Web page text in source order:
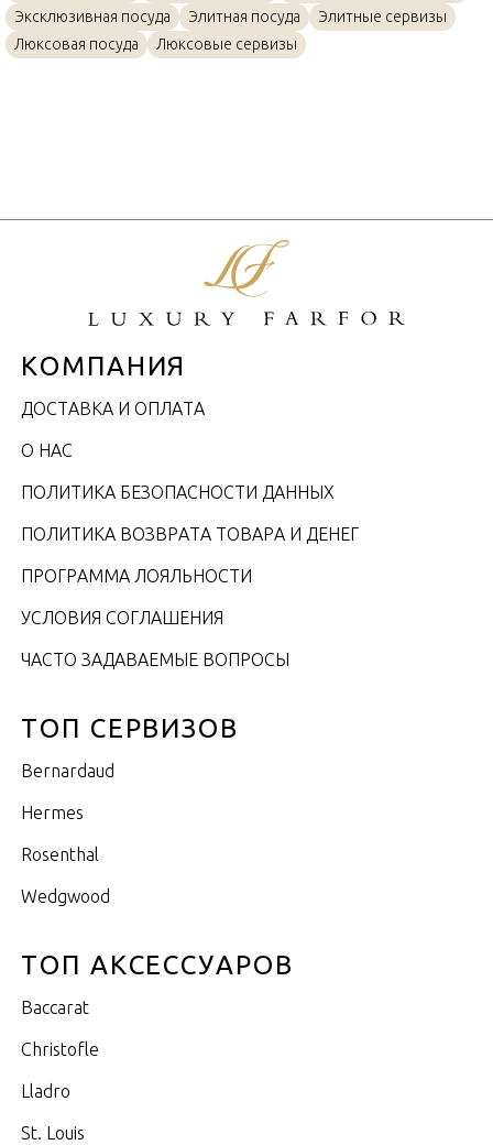
Эксклюзивная посуда
Элитная посуда
Элитные сервизы
Люксовая посуда
Люксовые сервизы
КОМПАНИЯ
ДОСТАВКА И ОПЛАТА
О НАС
ПОЛИТИКА БЕЗОПАСНОСТИ ДАННЫХ
ПОЛИТИКА ВОЗВРАТА ТОВАРА И ДЕНЕГ
ПРОГРАММА ЛОЯЛЬНОСТИ
УСЛОВИЯ СОГЛАШЕНИЯ
ЧАСТО ЗАДАВАЕМЫЕ ВОПРОСЫ
ТОП СЕРВИЗОВ
Bernardaud
Hermes
Rosenthal
Wedgwood
ТОП АКСЕССУАРОВ
Baccarat
Christofle
Lladro
St. Louis